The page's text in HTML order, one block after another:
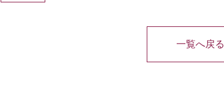
一覧へ戻る